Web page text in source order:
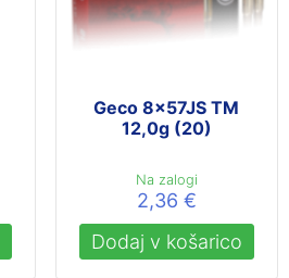
Geco 8x57JS TM
12,0g (20)
Na zalogi
2,36 €
Dodaj v košarico